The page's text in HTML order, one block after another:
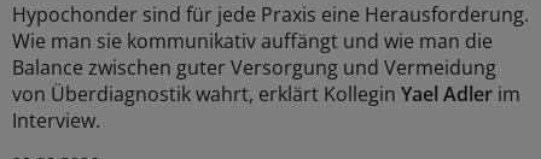
Hypochonder sind für jede Praxis eine Herausforderung.
Wie man sie kommunikativ auffängt und wie man die
Balance zwischen guter Versorgung und Vermeidung
von Überdiagnostik wahrt, erklärt Kollegin Yael Adler im
Interview.